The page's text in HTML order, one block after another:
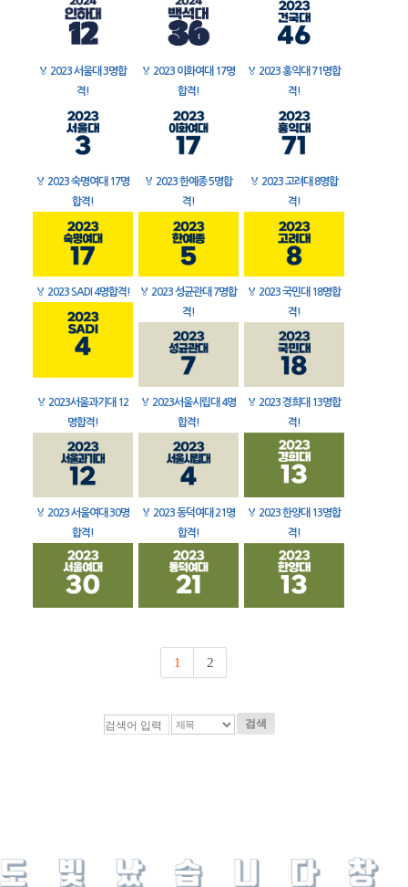
🏅 2023 서울대 3명합
격!
🏅 2023 이화여대 17명
합격!
🏅 2023 홍익대 71명합
격!
🏅 2023 숙명여대 17명
합격!
🏅 2023 한예종 5명합
격!
🏅 2023 고려대 8명합
격!
🏅 2023 SADI 4명합격! 🏅 2023 성균관대 7명합
격!
🏅 2023 국민대 18명합
격!
🏅 2023서울과기대 12
명합격!
🏅 2023서울시립대 4명
합격!
🏅 2023 경희대 13명합
격!
🏅 2023 서울여대 30명
합격!
🏅 2023 동덕여대 21명
합격!
🏅 2023 한양대 13명합
격!
1 2
검색